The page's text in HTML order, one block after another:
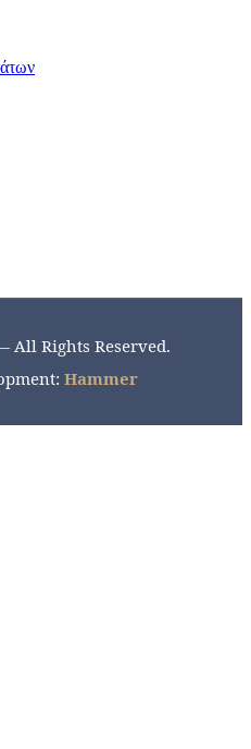
All Rights Reserved.
Hammer